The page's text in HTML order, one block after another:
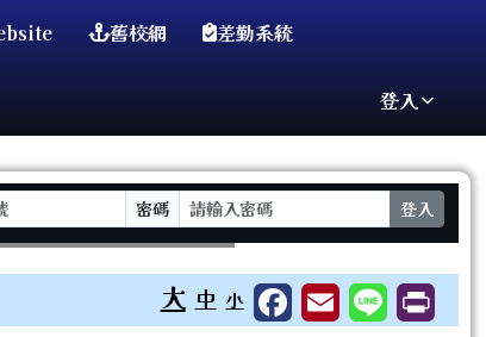
舊校網 差勤系統
登入
密碼 登入
⏸
大 中 小